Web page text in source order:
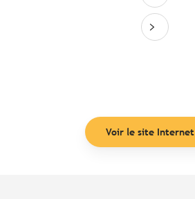
Voir le site Internet